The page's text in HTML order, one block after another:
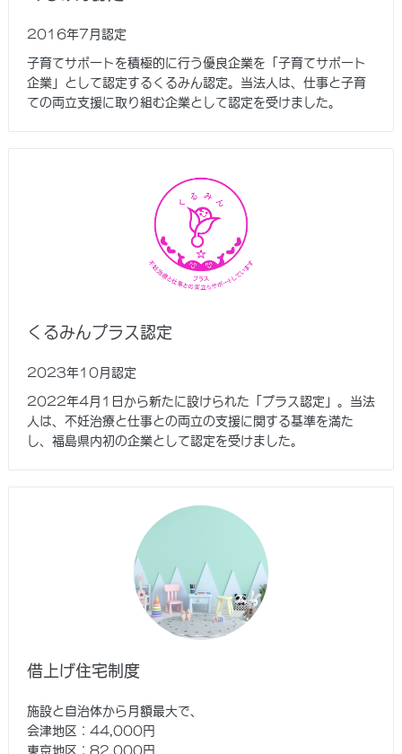
2016年7月認定
子育てサポートを積極的に行う優良企業を「子育てサポート
企業」として認定するくるみん認定。当法人は、仕事と子育
ての両立支援に取り組む企業として認定を受けました。
くるみんプラス認定
2023年10月認定
2022年4月1日から新たに設けられた「プラス認定」。当法
人は、不妊治療と仕事との両立の支援に関する基準を満た
し、福島県内初の企業として認定を受けました。
借上げ住宅制度
施設と自治体から月額最大で、
会津地区：44,000円
東京地区：82,000円